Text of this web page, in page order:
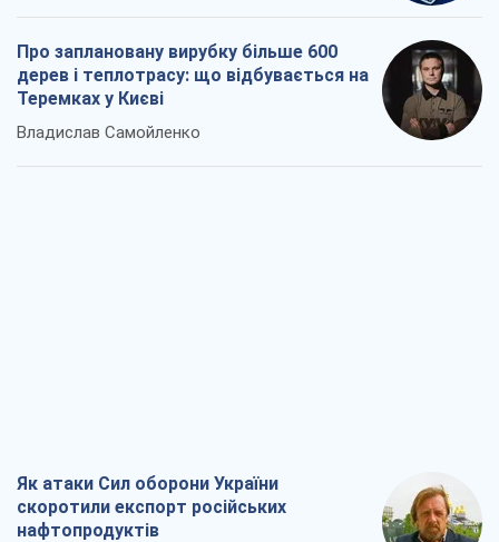
Про заплановану вирубку більше 600
дерев і теплотрасу: що відбувається на
Теремках у Києві
Владислав Самойленко
Як атаки Сил оборони України
скоротили експорт російських
нафтопродуктів